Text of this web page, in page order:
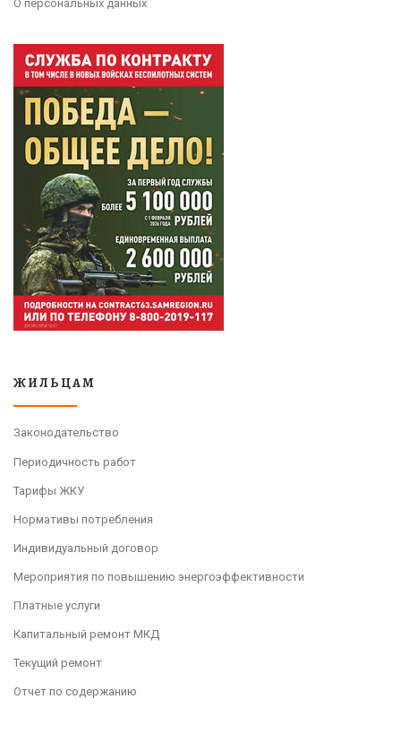
О персональных данных
ЖИЛЬЦАМ
Законодательство
Периодичность работ
Тарифы ЖКУ
Нормативы потребления
Индивидуальный договор
Мероприятия по повышению энергоэффективности
Платные услуги
Капитальный ремонт МКД
Текущий ремонт
Отчет по содержанию